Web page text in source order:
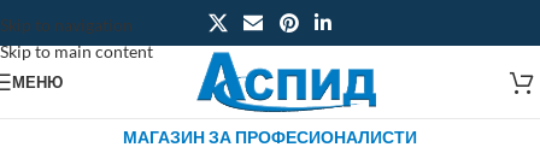
Skip to navigation
Skip to main content
МЕНЮ
МАГАЗИН ЗА ПРОФЕСИОНАЛИСТИ